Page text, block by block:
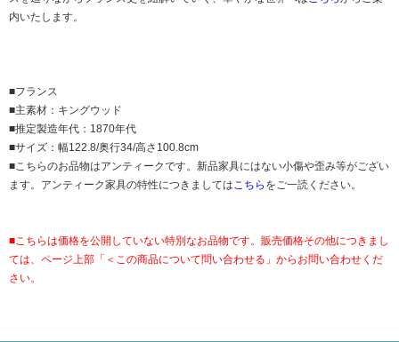
内いたします。
■フランス
■主素材：キングウッド
■推定製造年代：1870年代
■サイズ：幅122.8/奥行34/高さ100.8cm
■こちらのお品物はアンティークです。新品家具にはない小傷や歪み等がござい
ます。アンティーク家具の特性につきましてはこちら をご一読ください。
■こちらは価格を公開していない特別なお品物です。販売価格その他につきまし
ては、ページ上部「＜この商品について問い合わせる」からお問い合わせくだ
さい。